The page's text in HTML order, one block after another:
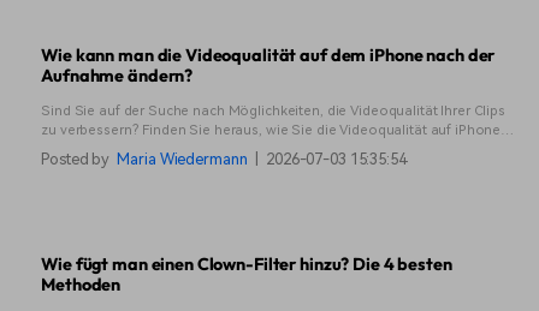
Wie kann man die Videoqualität auf dem iPhone nach der
Aufnahme ändern?
Sind Sie auf der Suche nach Möglichkeiten, die Videoqualität Ihrer Clips
zu verbessern? Finden Sie heraus, wie Sie die Videoqualität auf iPhone
und Android nach der Aufnahme ändern können.
Posted by Maria Wiedermann 2026-07-03 15:35:54
Wie fügt man einen Clown-Filter hinzu? Die 4 besten
Methoden